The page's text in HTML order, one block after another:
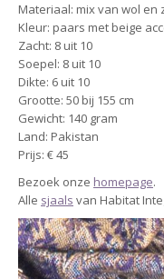
Materiaal: mix van wol en
Kleur: paars met beige
Zacht: 8 uit 10
Soepel: 8 uit 10
Dikte: 6 uit 10
Grootte: 50 bij 155 cm
Gewicht: 140 gram
Land: Pakistan
Prijs: € 45
Bezoek onze homepage.
Alle sjaals van Habitat